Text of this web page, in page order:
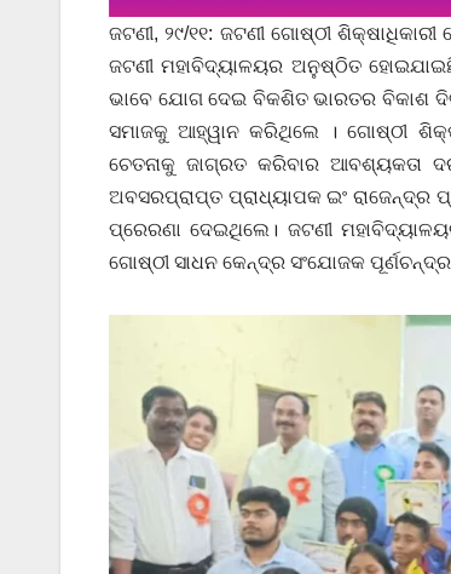
ଜଟଣୀ, ୨୯/୧୧: ଜଟଣୀ ଗୋଷ୍ଠୀ
ଜଟଣୀ ମହାବିଦ୍ୟାଳୟର ଅନୁଷ୍ଠିତ
ଭାବେ ଯୋଗ ଦେଇ ବିକଶିତ ଭାରତର ବିକାଶ
ସମାଜକୁ ଆହ୍ୱାନ କରିଥିଲେ । ଗୋଷ୍ଠୀ
ଚେତନାକୁ ଜାଗ୍ରତ କରିବାର ଆବଶ୍ୟକତା
ଅବସରପ୍ରାପ୍ତ ପ୍ରାଧ୍ୟାପକ ଇଂ ରାଜେନ୍ଦ୍ର
ପ୍ରେରଣା ଦେଇଥିଲେ। ଜଟଣୀ
ଗୋଷ୍ଠୀ ସାଧନ କେନ୍ଦ୍ର ସଂଯୋଜକ